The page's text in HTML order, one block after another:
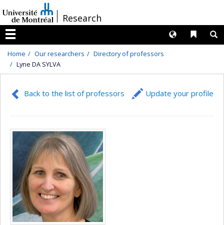
au
contenu
/Research
Menu
Liens
Langues
Home Our researchers
Directory of professors
Lyne DA SYLVA
Back to the list of professors Update your profile